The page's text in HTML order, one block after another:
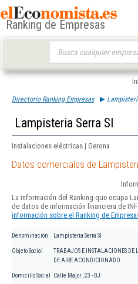
Ranking de Empresas
Directorio Ranking Empresas
Lampisteria Serra Sl
Instalaciones eléctricas | Gerona
Datos comerciales de
La información del Ranking que ocupa
de datos de información financiera de
información sobre el Ranking de
Denominación Lampisteria Serra Sl
Objeto Social
TRABAJOS E INSTALACIONES DE
DE AIRE ACONDICIONADO.
Domicilio Social Calle Major , 23 - BJ